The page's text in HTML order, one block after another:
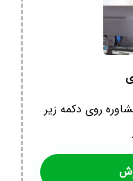
روی دکمه زیر